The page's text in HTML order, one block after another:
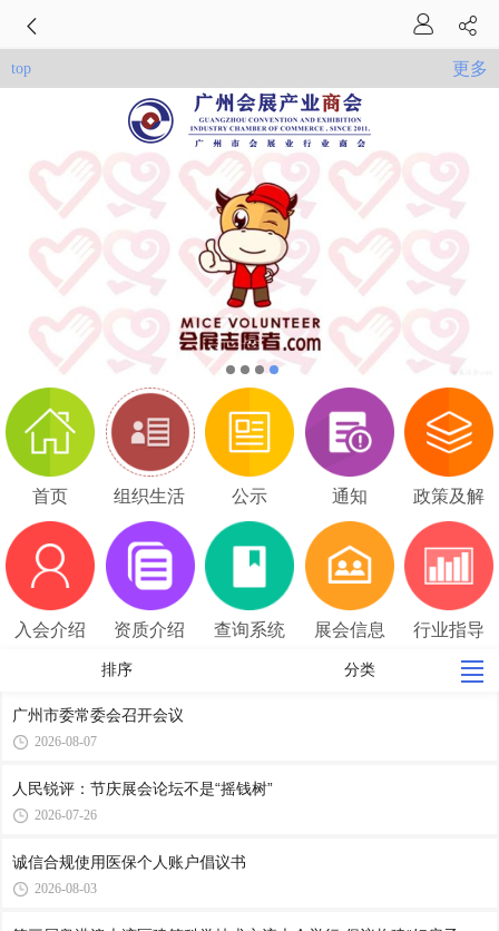
top 更多
首页 组织生活 公示 通知
政策及解
读
入会介绍 资质介绍 查询系统 展会信息
行业指导
排序 分类
广州市委常委会召开会议
2026-08-07
人民锐评：节庆展会论坛不是“摇钱树”
2026-07-26
诚信合规使用医保个人账户倡议书
2026-08-03